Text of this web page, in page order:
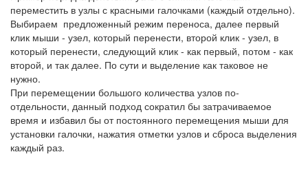
переместить в узлы с красными галочками (каждый отдельно).
Выбираем предложенный режим переноса, далее первый
клик мыши - узел, который перенести, второй клик - узел, в
который перенести, следующий клик - как первый, потом - как
второй, и так далее. По сути и выделение как таковое не
нужно.
При перемещении большого количества узлов по-
отдельности, данный подход сократил бы затрачиваемое
время и избавил бы от постоянного перемещения мыши для
установки галочки, нажатия отметки узлов и сброса выделения
каждый раз.